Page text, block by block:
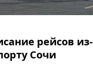
рейсов из-
Сочи